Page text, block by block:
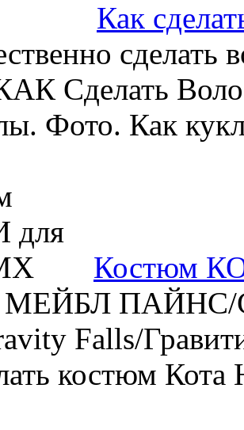
Как
Сделать
Фото. Как
Костюм
МЕЙБЛ ПАЙНС/
Falls/
костюм